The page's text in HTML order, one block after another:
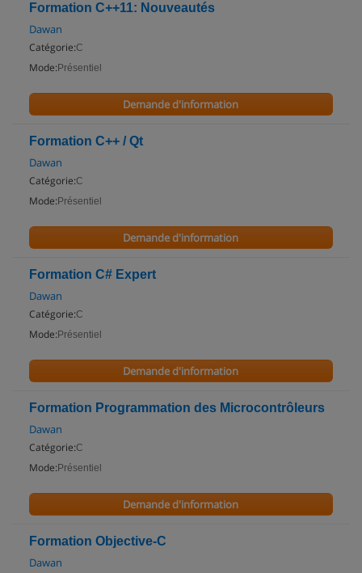
Formation C++11: Nouveautés
Dawan
Catégorie:C
Mode: Présentiel
Demande d'information
Formation C++ / Qt
Dawan
Catégorie:C
Mode: Présentiel
Demande d'information
Formation C# Expert
Dawan
Catégorie:C
Mode: Présentiel
Demande d'information
Formation Programmation des Microcontrôleurs
Dawan
Catégorie:C
Mode: Présentiel
Demande d'information
Formation Objective-C
Dawan